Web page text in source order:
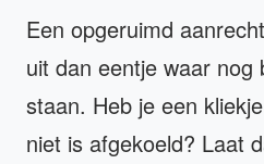
Een opgeruimd
uit dan eentje waar
staan. Heb je een
niet is afgekoeld? Laat